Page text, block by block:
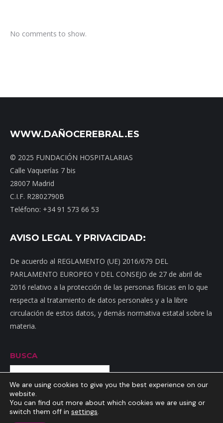
No comments to show.
WWW.DAÑOCEREBRAL.ES
© 2025 FUNDACIÓN HOSPITALARIAS
Calle Vaquerías 7 bis
28007 Madrid
C.I.F. R2802790B
Teléfono: +34 91 573 66 53
AVISO LEGAL Y PRIVACIDAD:
De acuerdo al REGLAMENTO (UE) 2016/679 DEL
PARLAMENTO EUROPEO Y DEL CONSEJO de 27 de abril de
2016 relativo a la protección de las personas físicas en lo que
respecta al tratamiento de datos personales y a la libre
circulación de estos datos, y demás normativa estatal sobre la
materia.
BUSCA
Buscar
We are using cookies to give you the best experience on our
website.
You can find out more about which cookies we are using or
switch them off in settings.